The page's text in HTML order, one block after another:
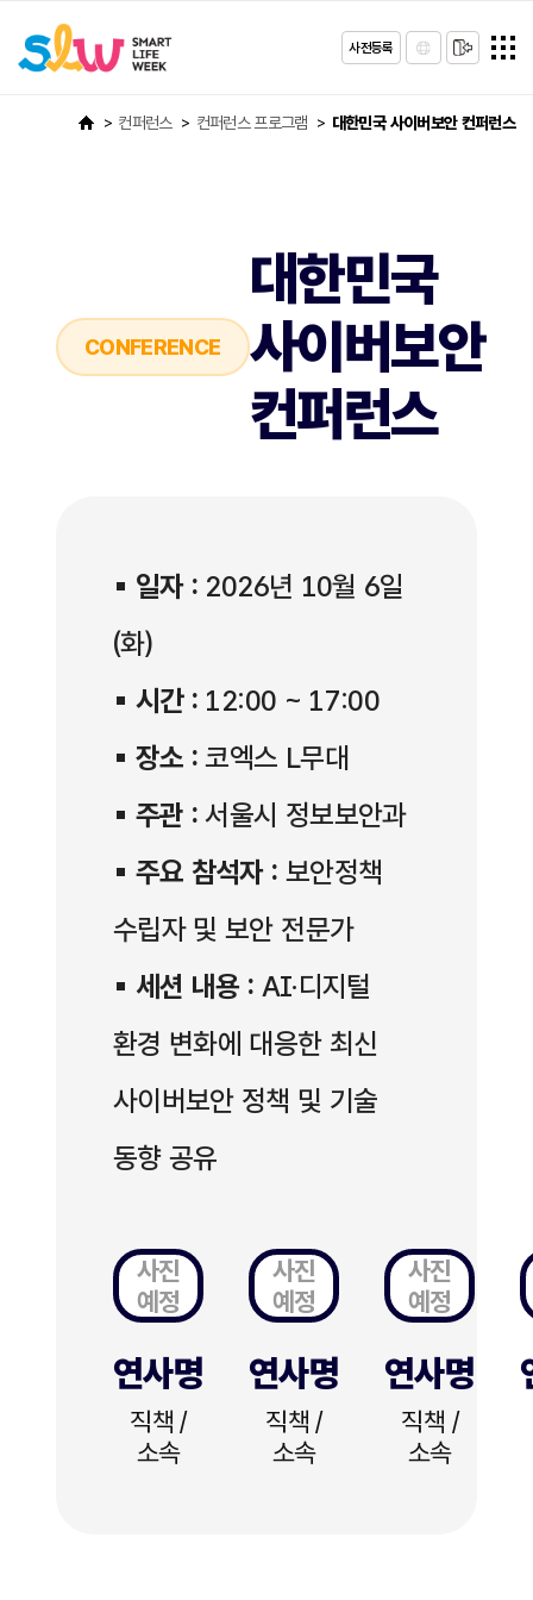
사전등록
컨퍼런스 컨퍼런스 프로그램 대한민국 사이버보안 컨퍼런스
CONFERENCE
대한민국
사이버보안
컨퍼런스
▪ 일자 : 2026년 10월 6일
(화)
▪ 시간 : 12:00 ~ 17:00
▪ 장소 : 코엑스 L무대
▪ 주관 : 서울시 정보보안과
▪ 주요 참석자 : 보안정책
수립자 및 보안 전문가
▪ 세션 내용 : AI·디지털
환경 변화에 대응한 최신
사이버보안 정책 및 기술
동향 공유
사진
예정
연사명
직책 /
소속
사진
예정
연사명
직책 /
소속
사진
예정
연사명
직책 /
소속